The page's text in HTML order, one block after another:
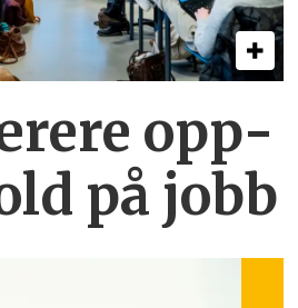
opp­
på jobb